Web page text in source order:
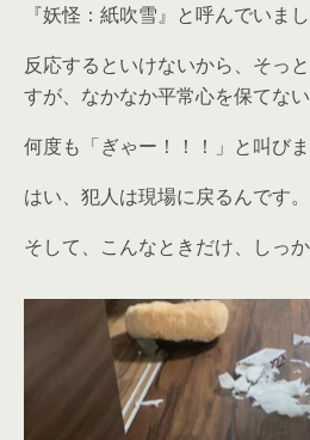
『妖怪：紙吹雪』と呼んでいまし
反応するといけないから、そっ
すが、なかなか平常心を保てない
何度も「ぎゃー！！！」と叫びま
はい、犯人は現場に戻るんです。
そして、こんなときだけ、しっ